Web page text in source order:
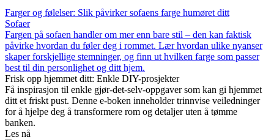
Farger og følelser: Slik påvirker sofaens farge humøret ditt
Sofaer
Fargen på sofaen handler om mer enn bare stil – den kan faktisk
påvirke hvordan du føler deg i rommet. Lær hvordan ulike nyanser
skaper forskjellige stemninger, og finn ut hvilken farge som passer
best til din personlighet og ditt hjem.
Frisk opp hjemmet ditt: Enkle DIY-prosjekter
Få inspirasjon til enkle gjør-det-selv-oppgaver som kan gi hjemmet
ditt et friskt pust. Denne e-boken inneholder trinnvise veiledninger
for å hjelpe deg å transformere rom og detaljer uten å tømme
banken.
Les nå